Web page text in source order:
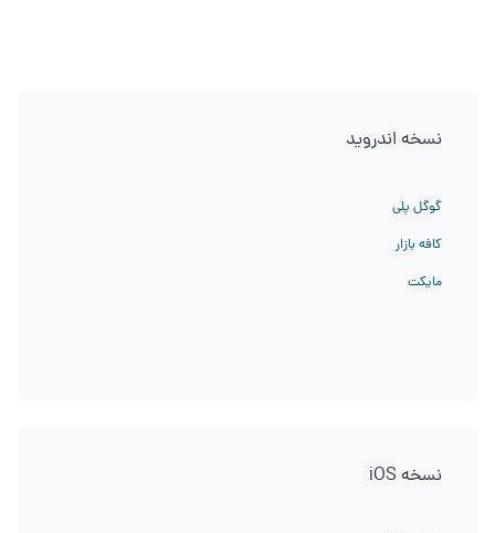
نسخه اندروید
گوگل پلی
کافه بازار
مایکت
نسخه iOS